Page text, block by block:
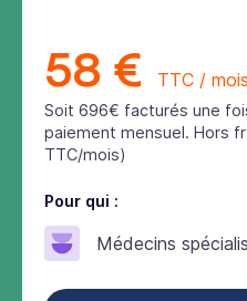
58 € TTC /
Soit 696€ facturés une
paiement mensuel. Hors
TTC/mois)
Pour qui :
Médecins